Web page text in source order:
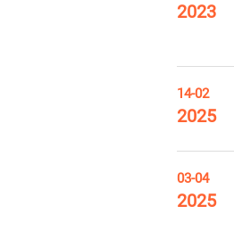
2023
14-02
2025
03-04
2025